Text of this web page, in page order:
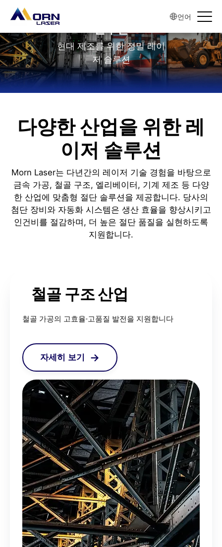
언어
솔루션
현대 제조를 위한 정밀 레이
저 솔루션
다양한 산업을 위한 레
이저 솔루션
Morn Laser는 다년간의 레이저 기술 경험을 바탕으로
금속 가공, 철골 구조, 엘리베이터, 기계 제조 등 다양
한 산업에 맞춤형 절단 솔루션을 제공합니다. 당사의
첨단 장비와 자동화 시스템은 생산 효율을 향상시키고
인건비를 절감하며, 더 높은 절단 품질을 실현하도록
지원합니다.
철골 구조 산업
철골 가공의 고효율·고품질 발전을 지원합니다
자세히 보기